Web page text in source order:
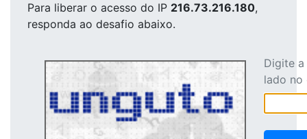
Para liberar o acesso do IP 216.73.216.180,
responda ao desafio abaixo.
Digite
lado no